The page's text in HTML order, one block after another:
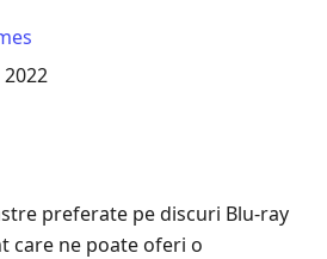
preferate pe discuri Blu-ray
care ne poate oferi o